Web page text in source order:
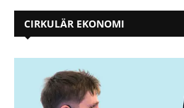
CIRKULÄR EKONOMI